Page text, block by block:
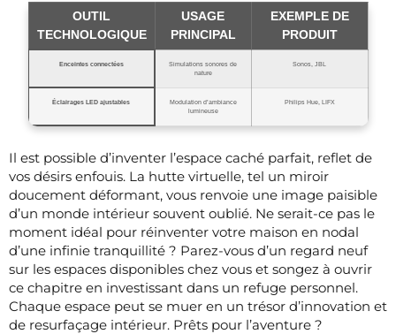
OUTIL
TECHNOLOGIQUE
USAGE
PRINCIPAL
EXEMPLE DE
PRODUIT
Enceintes connectées
Simulations sonores de
nature
Sonos, JBL
Éclairages LED ajustables
Modulation d’ambiance
lumineuse
Philips Hue, LIFX
Il est possible d’inventer l’espace caché parfait, reflet de
vos désirs enfouis. La hutte virtuelle, tel un miroir
doucement déformant, vous renvoie une image paisible
d’un monde intérieur souvent oublié. Ne serait-ce pas le
moment idéal pour réinventer votre maison en nodal
d’une infinie tranquillité ? Parez-vous d’un regard neuf
sur les espaces disponibles chez vous et songez à ouvrir
ce chapitre en investissant dans un refuge personnel.
Chaque espace peut se muer en un trésor d’innovation et
de resurfaçage intérieur. Prêts pour l’aventure ?